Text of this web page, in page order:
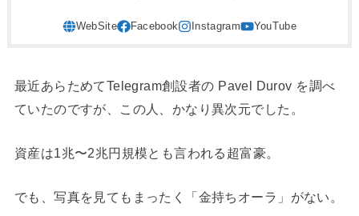
最近あらためてTelegram創設者の Pavel Durov を調べ
ていたのですが、この人、かなり異次元でした。
資産は1兆〜2兆円規模とも言われる超富豪。
でも、写真を見てもまったく「金持ちオーラ」がない。